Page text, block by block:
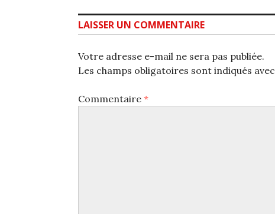
LAISSER UN COMMENTAIRE
Votre adresse e-mail ne sera pas publiée.
Les champs obligatoires sont indiqués avec
Commentaire *